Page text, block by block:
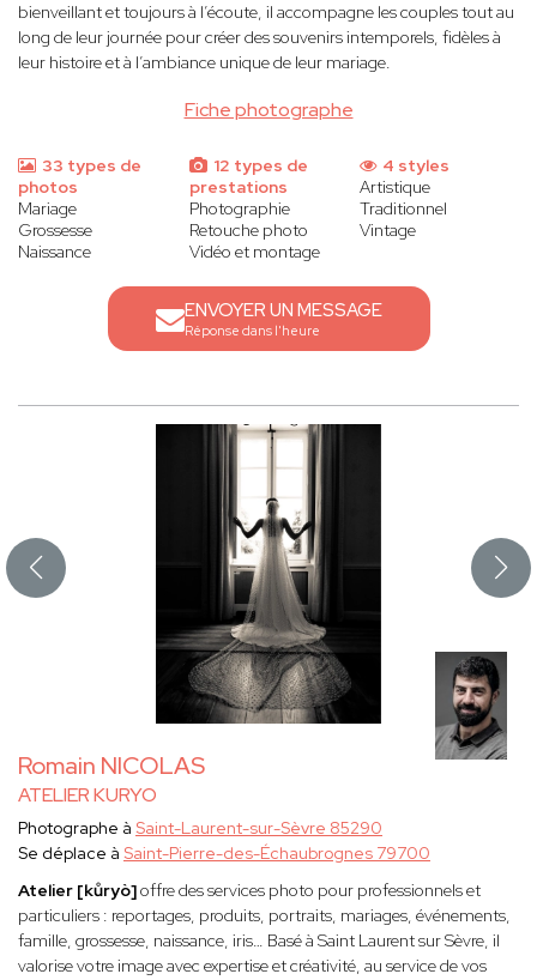
Fiche photographe
bienveillant et toujours à l’écoute, il accompagne les couples tout au
long de leur journée pour créer des souvenirs intemporels, fidèles à
leur histoire et à l’ambiance unique de leur mariage.
33 types de
photos
Mariage
Grossesse
Naissance
12 types de
prestations
Photographie
Retouche photo
Vidéo et montage
4 styles
Artistique
Traditionnel
Vintage
ENVOYER UN MESSAGE
Réponse dans l'heure
Romain NICOLAS
ATELIER KURYO
Photographe à Saint-Laurent-sur-Sèvre 85290
Se déplace à Saint-Pierre-des-Échaubrognes 79700
Atelier [kůryò]offre des services photo pour professionnels et
particuliers : reportages, produits, portraits, mariages, événements,
famille, grossesse, naissance, iris… Basé à Saint Laurent sur Sèvre, il
valorise votre image avec expertise et créativité, au service de vos